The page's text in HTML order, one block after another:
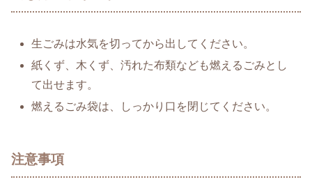
生ごみは水気を切ってから出してください。
紙くず、木くず、汚れた布類なども燃えるごみとし
て出せます。
燃えるごみ袋は、しっかり口を閉じてください。
注意事項